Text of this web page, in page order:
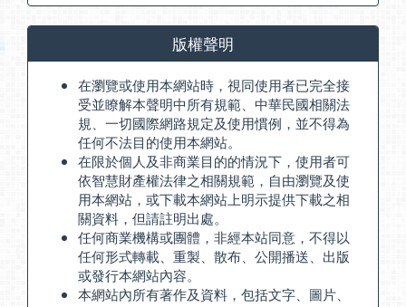
版權聲明
在瀏覽或使用本網站時，視同使用者已完全接
受並瞭解本聲明中所有規範、中華民國相關法
規、一切國際網路規定及使用慣例，並不得為
任何不法目的使用本網站。
在限於個人及非商業目的的情況下，使用者可
依智慧財產權法律之相關規範，自由瀏覽及使
用本網站，或下載本網站上明示提供下載之相
關資料，但請註明出處。
任何商業機構或團體，非經本站同意，不得以
任何形式轉載、重製、散布、公開播送、出版
或發行本網站內容。
本網站內所有著作及資料，包括文字、圖片、